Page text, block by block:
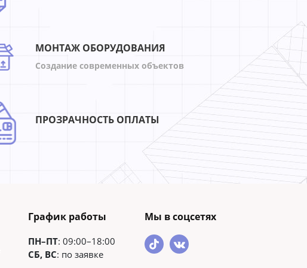
МОНТАЖ ОБОРУДОВАНИЯ
Создание современных объектов
ПРОЗРАЧНОСТЬ ОПЛАТЫ
График работы
ПН–ПТ: 09:00–18:00
СБ, ВС: по заявке
Мы в соцсетях